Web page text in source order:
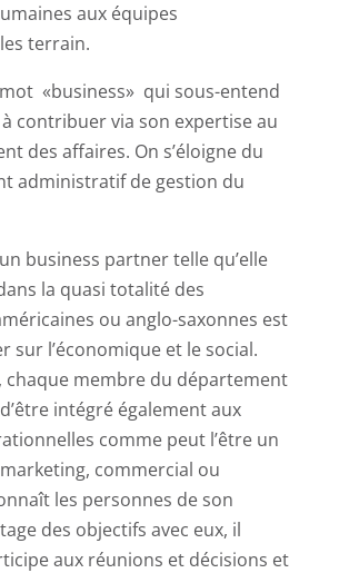
aux équipes
terrain.
mot «business» qui sous-entend
contribuer via son expertise au
des affaires. On s’éloigne du
administratif de gestion du
business partner telle qu’elle
la quasi totalité des
ou anglo-saxonnes est
sur l’économique et le social.
chaque membre du département
intégré également aux
comme peut l’être un
commercial ou
les personnes de son
des objectifs avec eux, il
aux réunions et décisions et